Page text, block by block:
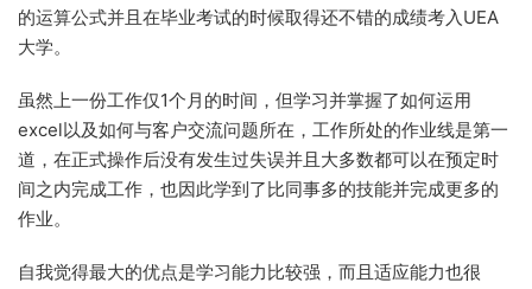
的运算公式并且在毕业考试的时候取得还不错的成绩考入UEA
大学。
虽然上一份工作仅1个月的时间，但学习并掌握了如何运用
excel以及如何与客户交流问题所在，工作所处的作业线是第一
道，在正式操作后没有发生过失误并且大多数都可以在预定时
间之内完成工作，也因此学到了比同事多的技能并完成更多的
作业。
自我觉得最大的优点是学习能力比较强，而且适应能力也很